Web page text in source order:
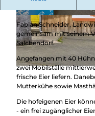
© Achim Meurer, REACT-EU / Kreis
© Achim Meurer, REACT-EU / Kreis
tgenstein |
Eier aus
Fabian Schneider,
gemeinsam mit seinem
Salchendorf.
Angefangen mit 40
zwei Mobilställe
frische Eier liefern.
Mutterkühe sowie
Die hofeigenen Eier
- ein frei zugänglicher